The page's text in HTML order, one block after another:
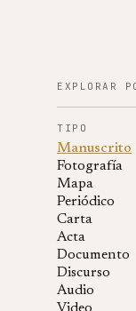
EXPLORAR
TIPO
Manuscrito
Fotografía
Mapa
Periódico
Carta
Acta
Documento
Discurso
Audio